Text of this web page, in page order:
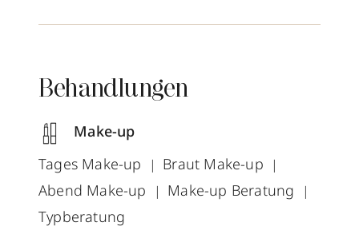
Behandlungen
Make-up
Tages Make-up
Braut Make-up
Abend Make-up
Make-up Beratung
Typberatung